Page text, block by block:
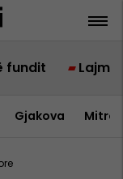
fundit Lajme
Gjakova